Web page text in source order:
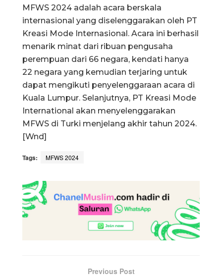
MFWS 2024 adalah acara berskala
internasional yang diselenggarakan oleh PT
Kreasi Mode Internasional. Acara ini berhasil
menarik minat dari ribuan pengusaha
perempuan dari 66 negara, kendati hanya
22 negara yang kemudian terjaring untuk
dapat mengikuti penyelenggaraan acara di
Kuala Lumpur. Selanjutnya, PT Kreasi Mode
International akan menyelenggarakan
MFWS di Turki menjelang akhir tahun 2024.
[Wnd]
Tags: MFWS 2024
Previous Post